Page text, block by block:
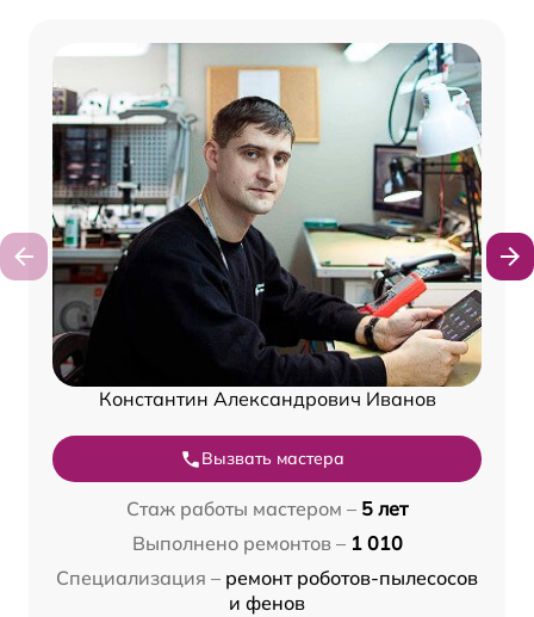
Константин Александрович Иванов
Вызвать мастера
Стаж работы мастером – 5 лет
Выполнено ремонтов – 1 010
Специализация – ремонт роботов-пылесосов
и фенов